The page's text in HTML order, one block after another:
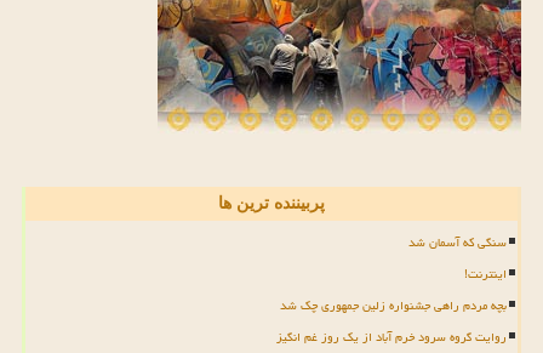
پربیننده ترین ها
سنگی که آسمان شد
اینترنت!
بچه مردم راهی جشنواره زلین جمهوری چک شد
روایت گروه سرود خرم آباد از یک روز غم انگیز